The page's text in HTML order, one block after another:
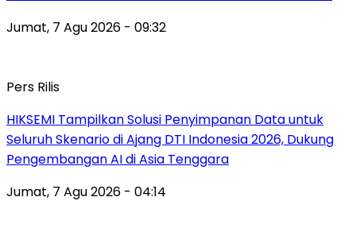
Jumat, 7 Agu 2026 - 09:32
Pers Rilis
HIKSEMI Tampilkan Solusi Penyimpanan Data untuk
Seluruh Skenario di Ajang DTI Indonesia 2026, Dukung
Pengembangan AI di Asia Tenggara
Jumat, 7 Agu 2026 - 04:14